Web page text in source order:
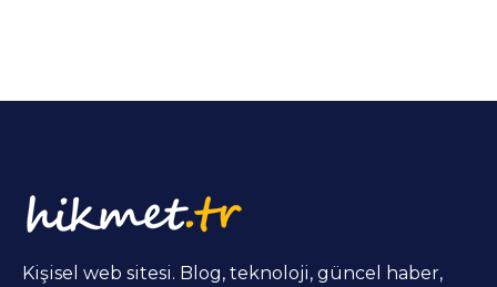
Kişisel web sitesi. Blog, teknoloji, güncel haber,